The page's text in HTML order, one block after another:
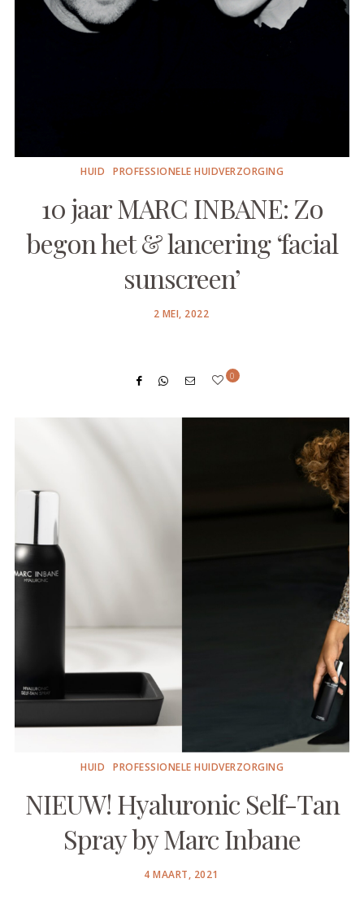
HUID PROFESSIONELE HUIDVERZORGING
10 jaar MARC INBANE: Zo
begon het & lancering ‘facial
sunscreen’
POSTED
2 MEI, 2022
0
HUID PROFESSIONELE HUIDVERZORGING
NIEUW! Hyaluronic Self-Tan
Spray by Marc Inbane
POSTED
4 MAART, 2021